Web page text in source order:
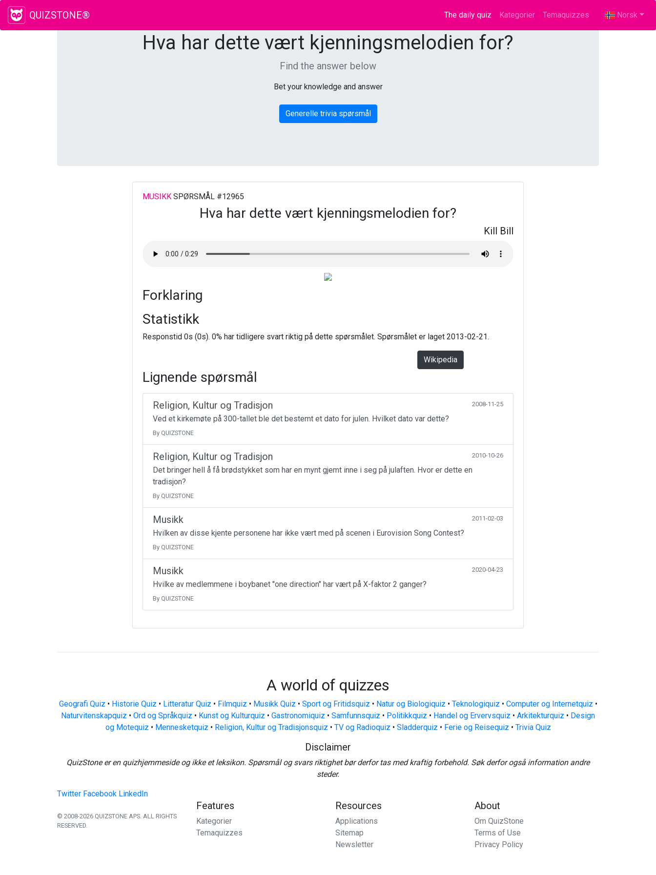
QUIZSTONE® The daily quiz (current)
Kategorier Temaquizzes Norsk
Hva har dette vært kjenningsmelodien for?
Find the answer below
Bet your knowledge and answer
Generelle trivia spørsmål
MUSIKKSPØRSMÅL #12965
Hva har dette vært kjenningsmelodien for?
Kill Bill
Forklaring
Statistikk
Responstid 0s (0s). 0% har tidligere svart riktig på dette spørsmålet. Spørsmålet er laget 2013-02-21.
Wikipedia
Lignende spørsmål
Religion, Kultur og Tradisjon 2008-11-25
Ved et kirkemøte på 300-tallet ble det bestemt et dato for julen. Hvilket dato var dette?
By QUIZSTONE
Religion, Kultur og Tradisjon 2010-10-26
Det bringer hell å få brødstykket som har en mynt gjemt inne i seg på julaften. Hvor er dette en
tradisjon?
By QUIZSTONE
Musikk 2011-02-03
Hvilken av disse kjente personene har ikke vært med på scenen i Eurovision Song Contest?
By QUIZSTONE
Musikk 2020-04-23
Hvilke av medlemmene i boybanet "one direction" har vært på X-faktor 2 ganger?
By QUIZSTONE
A world of quizzes
Geografi Quiz • Historie Quiz • Litteratur Quiz • Filmquiz • Musikk Quiz • Sport og Fritidsquiz • Natur og Biologiquiz • Teknologiquiz • Computer og Internetquiz •
Naturvitenskapquiz • Ord og Språkquiz • Kunst og Kulturquiz • Gastronomiquiz • Samfunnsquiz • Politikkquiz • Handel og Ervervsquiz • Arkitekturquiz • Design
og Motequiz • Mennesketquiz • Religion, Kultur og Tradisjonsquiz • TV og Radioquiz • Sladderquiz • Ferie og Reisequiz • Trivia Quiz
Disclaimer
QuizStone er en quizhjemmeside og ikke et leksikon. Spørsmål og svars riktighet bør derfor tas med kraftig forbehold. Søk derfor også information andre
steder.
Twitter Facebook LinkedIn
© 2008-2026 QUIZSTONE APS. ALL RIGHTS
RESERVED.
Features
Kategorier
Temaquizzes
Resources
Applications
Sitemap
Newsletter
About
Om QuizStone
Terms of Use
Privacy Policy